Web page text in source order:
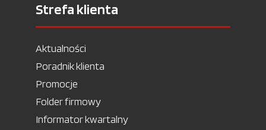
Strefa klienta
Aktualności
Poradnik klienta
Promocje
Folder firmowy
Informator kwartalny